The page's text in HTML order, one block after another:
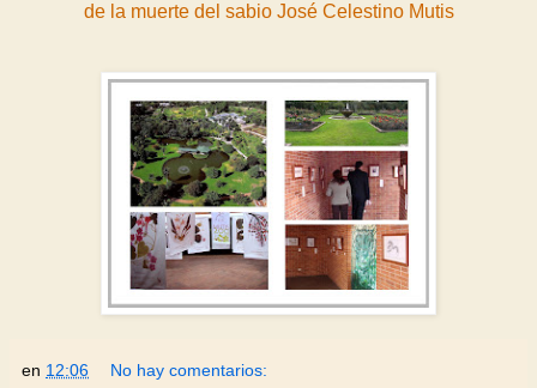
de la muerte del sabio José Celestino Mutis
en 12:06 No hay comentarios: